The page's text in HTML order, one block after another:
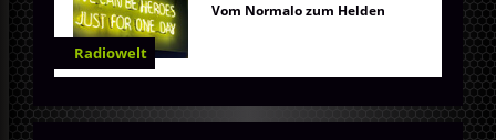
Radiowelt
Vom Normalo zum Helden